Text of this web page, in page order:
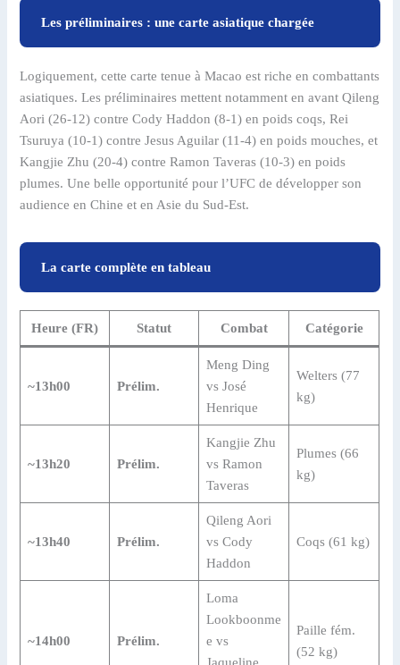
Les préliminaires : une carte asiatique chargée
Logiquement, cette carte tenue à Macao est riche en combattants
asiatiques. Les préliminaires mettent notamment en avant Qileng
Aori (26-12) contre Cody Haddon (8-1) en poids coqs, Rei
Tsuruya (10-1) contre Jesus Aguilar (11-4) en poids mouches, et
Kangjie Zhu (20-4) contre Ramon Taveras (10-3) en poids
plumes. Une belle opportunité pour l’UFC de développer son
audience en Chine et en Asie du Sud-Est.
La carte complète en tableau
Heure (FR) Statut Combat Catégorie
~13h00 Prélim.
Meng Ding
vs José
Henrique
Welters (77
kg)
~13h20 Prélim.
Kangjie Zhu
vs Ramon
Taveras
Plumes (66
kg)
~13h40 Prélim.
Qileng Aori
vs Cody
Haddon
Coqs (61 kg)
~14h00 Prélim.
Loma
Lookboonme
e vs
Jaqueline
Paille fém.
(52 kg)